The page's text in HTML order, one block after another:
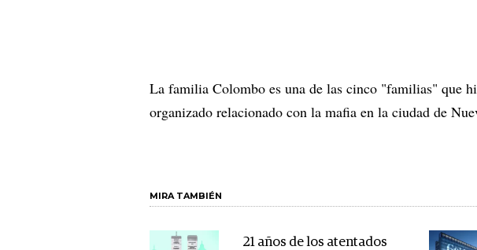
La familia Colombo es una de las cinco "familias" que
organizado relacionado con la mafia en la ciudad de
MIRA TAMBIÉN
21 años de los atentados